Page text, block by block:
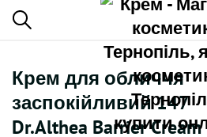
Крем для обличчя
заспокійливий 147
Dr.Althea Barrier